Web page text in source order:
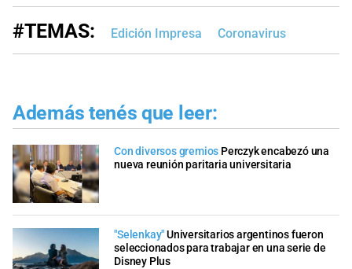
#TEMAS: Edición Impresa Coronavirus
Además tenés que leer:
Con diversos gremios Perczyk encabezó una
nueva reunión paritaria universitaria
"Selenkay"Universitarios argentinos fueron
seleccionados para trabajar en una serie de
Disney Plus